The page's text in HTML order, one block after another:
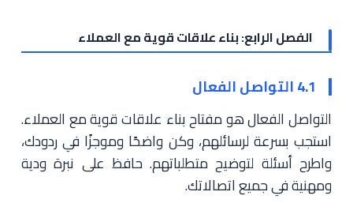
الفصل الرابع: بناء علاقات قوية مع العملاء
4.1 التواصل الفعال
التواصل الفعال هو مفتاح بناء علاقات قوية مع العملاء.
استجب بسرعة لرسائلهم، وكن واضحًا وموجزًا في ردودك،
واطرح أسئلة لتوضيح متطلباتهم. حافظ على نبرة ودية
ومهنية في جميع اتصالاتك.